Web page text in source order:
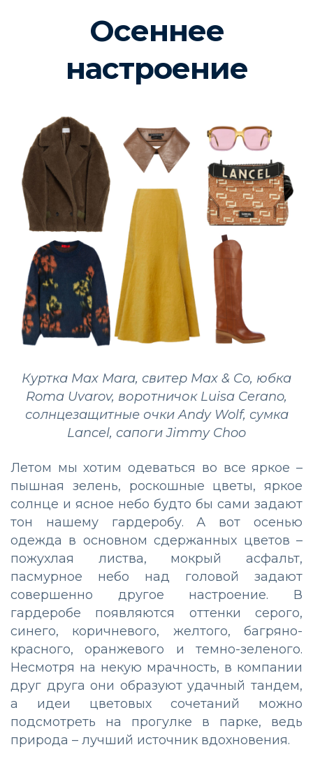
Осеннее
настроение
Куртка Max Mara, свитер Max & Co, юбка
Roma Uvarov, воротничок Luisa Cerano,
солнцезащитные очки Andy Wolf, сумка
Lancel, сапоги Jimmy Choo
Летом мы хотим одеваться во все яркое –
пышная зелень, роскошные цветы, яркое
солнце и ясное небо будто бы сами задают
тон нашему гардеробу. А вот осенью
одежда в основном сдержанных цветов –
пожухлая листва, мокрый асфальт,
пасмурное небо над головой задают
совершенно другое настроение. В
гардеробе появляются оттенки серого,
синего, коричневого, желтого, багряно-
красного, оранжевого и темно-зеленого.
Несмотря на некую мрачность, в компании
друг друга они образуют удачный тандем,
а идеи цветовых сочетаний можно
подсмотреть на прогулке в парке, ведь
природа – лучший источник вдохновения.